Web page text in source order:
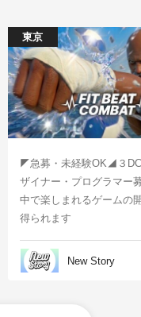
東京
◤急募・未経験OK◢３
ザイナー・プログラマー
中で楽しまれるゲームの
得られます
New Story